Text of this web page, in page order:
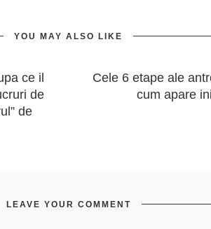
YOU MAY ALSO LIKE
ce il
de
de
Cele 6 etape ale
cum apare
LEAVE YOUR COMMENT